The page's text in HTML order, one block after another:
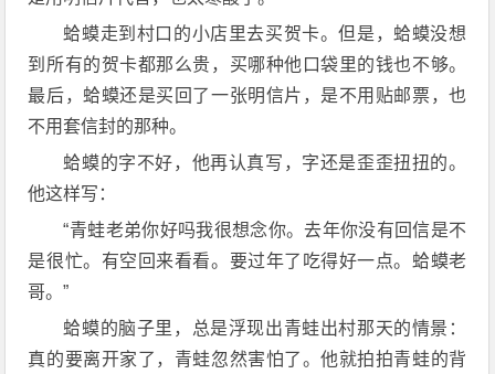
蛤蟆走到村口的小店里去买贺卡。但是，蛤蟆没想
到所有的贺卡都那么贵，买哪种他口袋里的钱也不够。
最后，蛤蟆还是买回了一张明信片，是不用贴邮票，也
不用套信封的那种。
蛤蟆的字不好，他再认真写，字还是歪歪扭扭的。
他这样写：
“青蛙老弟你好吗我很想念你。去年你没有回信是不
是很忙。有空回来看看。要过年了吃得好一点。蛤蟆老
哥。”
蛤蟆的脑子里，总是浮现出青蛙出村那天的情景：
真的要离开家了，青蛙忽然害怕了。他就拍拍青蛙的背